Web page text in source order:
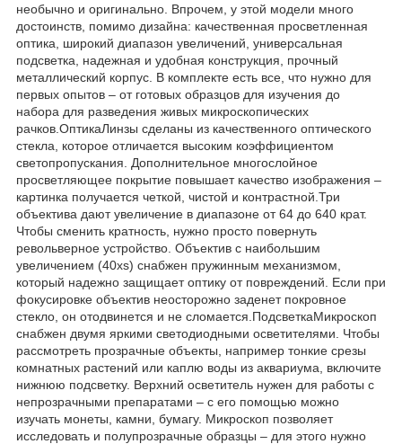
необычно и оригинально. Впрочем, у этой модели много
достоинств, помимо дизайна: качественная просветленная
оптика, широкий диапазон увеличений, универсальная
подсветка, надежная и удобная конструкция, прочный
металлический корпус. В комплекте есть все, что нужно для
первых опытов – от готовых образцов для изучения до
набора для разведения живых микроскопических
рачков.ОптикаЛинзы сделаны из качественного оптического
стекла, которое отличается высоким коэффициентом
светопропускания. Дополнительное многослойное
просветляющее покрытие повышает качество изображения –
картинка получается четкой, чистой и контрастной.Три
объектива дают увеличение в диапазоне от 64 до 640 крат.
Чтобы сменить кратность, нужно просто повернуть
револьверное устройство. Объектив с наибольшим
увеличением (40xs) снабжен пружинным механизмом,
который надежно защищает оптику от повреждений. Если при
фокусировке объектив неосторожно заденет покровное
стекло, он отодвинется и не сломается.ПодсветкаМикроскоп
снабжен двумя яркими светодиодными осветителями. Чтобы
рассмотреть прозрачные объекты, например тонкие срезы
комнатных растений или каплю воды из аквариума, включите
нижнюю подсветку. Верхний осветитель нужен для работы с
непрозрачными препаратами – с его помощью можно
изучать монеты, камни, бумагу. Микроскоп позволяет
исследовать и полупрозрачные образцы – для этого нужно